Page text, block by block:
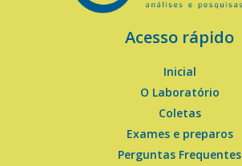
Acesso rápido
Inicial
O Laboratório
Coletas
Exames e preparos
Perguntas Frequentes